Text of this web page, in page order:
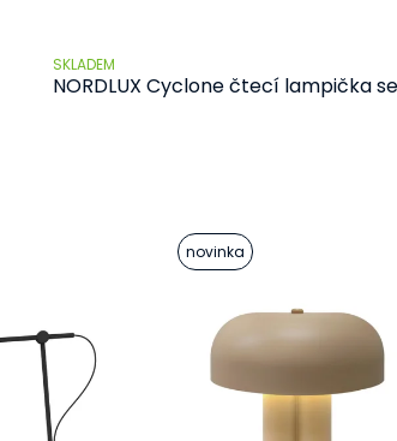
NORDLUX Cyclone čtecí lampička
SKLADEM
novinka